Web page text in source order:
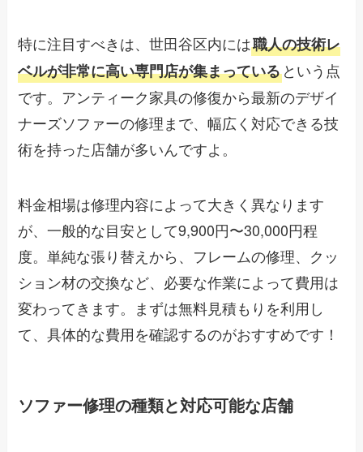
特に注目すべきは、世田谷区内には職人の技術レ
ベルが非常に高い専門店が集まっているという点
です。アンティーク家具の修復から最新のデザイ
ナーズソファーの修理まで、幅広く対応できる技
術を持った店舗が多いんですよ。
料金相場は修理内容によって大きく異なります
が、一般的な目安として9,900円〜30,000円程
度。単純な張り替えから、フレームの修理、クッ
ション材の交換など、必要な作業によって費用は
変わってきます。まずは無料見積もりを利用し
て、具体的な費用を確認するのがおすすめです！
ソファー修理の種類と対応可能な店舗